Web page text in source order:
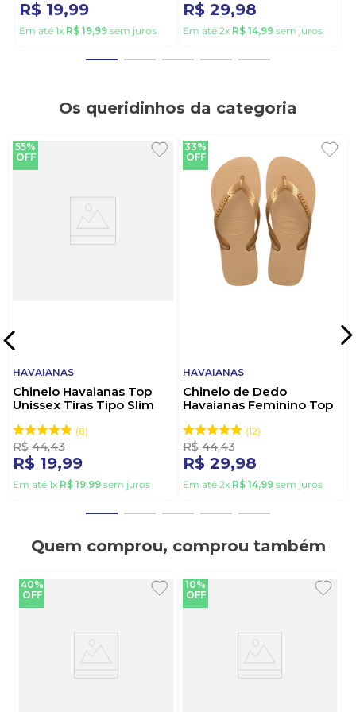
R$ 19,99
Em até 1x R$ 19,99 sem juros
R$ 29,98
Em até 2x R$ 14,99 sem juros
Os queridinhos da categoria
55%
OFF
HAVAIANAS
Chinelo Havaianas Top
Unissex Tiras Tipo Slim
8
R$ 44,43
R$ 19,99
Em até 1x R$ 19,99 sem juros
33%
OFF
HAVAIANAS
Chinelo de Dedo
Havaianas Feminino Top
12
R$ 44,43
R$ 29,98
Em até 2x R$ 14,99 sem juros
Quem comprou, comprou também
40%
OFF
10%
OFF